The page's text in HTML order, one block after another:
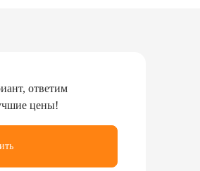
ответим
цены!